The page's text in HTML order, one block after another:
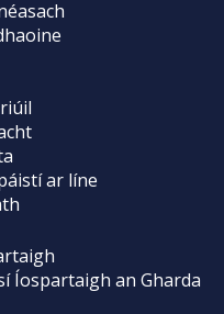
ar líne
Íospartaigh an Gharda